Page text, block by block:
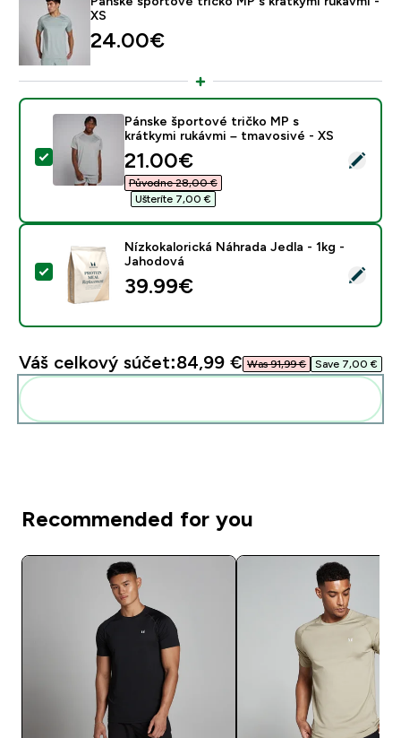
XS
24.00€‎
Vybrať tento produkt - Pánske športové tričko MP s
Pánske športové tričko MP s
krátkymi rukávmi – tmavosivé - XS
discounted price
21.00€‎
Původne 28,00 €‎
Ušteríte 7,00 €‎
Vybrať tento produkt - Nízkokalorická Náhrada Jedla
Nízkokalorická Náhrada Jedla - 1kg -
Jahodová
39.99€‎
Váš celkový súčet:84,99 €‎ Was 91,99 €‎ Save 7,00 €‎
Recommended for you